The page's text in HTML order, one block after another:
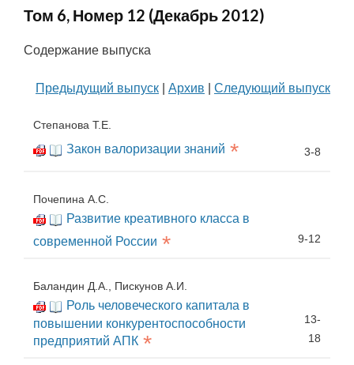
Том 6, Номер 12 (Декабрь 2012)
Содержание выпуска
Предыдущий выпуск Архив Следующий выпуск
Степанова Т.Е.
Закон валоризации знаний * 3-8
Почепина А.С.
Развитие креативного класса в
современной России * 9-12
Баландин Д.А., Пискунов А.И.
Роль человеческого капитала в
повышении конкурентоспособности
предприятий АПК *
13-
18